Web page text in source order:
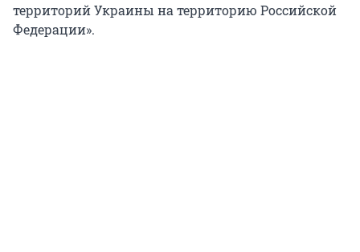
территорий Украины на территорию Российской
Федерации».